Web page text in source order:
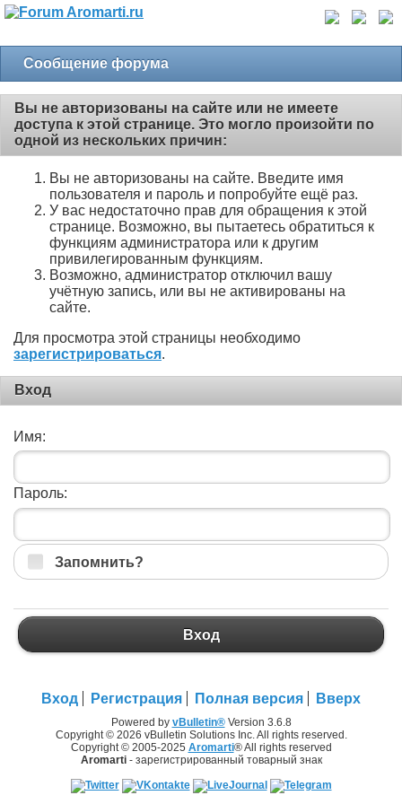
Сообщение форума
Вы не авторизованы на сайте или не имеете
доступа к этой странице. Это могло произойти по
одной из нескольких причин:
Вы не авторизованы на сайте. Введите имя
пользователя и пароль и попробуйте ещё раз.
У вас недостаточно прав для обращения к этой
странице. Возможно, вы пытаетесь обратиться к
функциям администратора или к другим
привилегированным функциям.
Возможно, администратор отключил вашу
учётную запись, или вы не активированы на
сайте.
Для просмотра этой страницы необходимо
зарегистрироваться.
Вход
Имя:
Пароль:
Запомнить?
Вход
Вход Регистрация Полная версия Вверх
Powered by vBulletin®Version 3.6.8
Copyright © 2026 vBulletin Solutions Inc. All rights reserved.
Copyright © 2005-2025 Aromarti® All rights reserved
Aromarti- зарегистрированный товарный знак